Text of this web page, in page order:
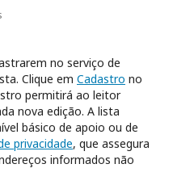
no serviço de
Clique em Cadastro no
permitirá ao leitor
nova edição. A lista
básico de apoio ou de
privacidade, que assegura
informados não